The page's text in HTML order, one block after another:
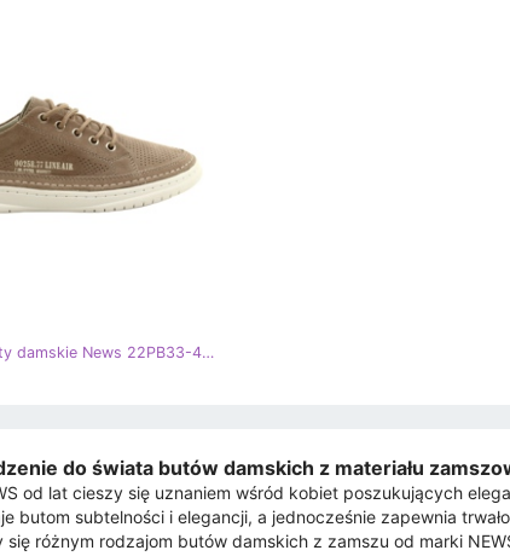
Sportowe buty damskie News 22PB33-4636 beżowe beżowy
do świata butów damskich z materiału
od lat cieszy się uznaniem wśród kobiet poszukujących
butom subtelności i elegancji, a jednocześnie zapewnia
się różnym rodzajom butów damskich z zamszu od marki